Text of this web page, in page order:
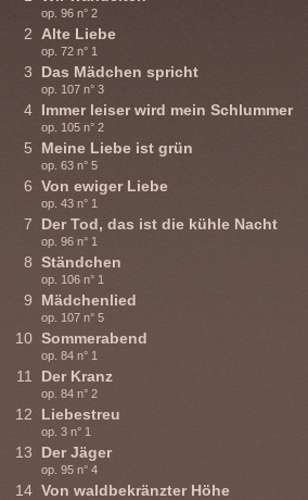
op. 96 n° 2
2 Alte Liebe
op. 72 n° 1
3 Das Mädchen spricht
op. 107 n° 3
4 Immer leiser wird mein Schlummer
op. 105 n° 2
5 Meine Liebe ist grün
op. 63 n° 5
6 Von ewiger Liebe
op. 43 n° 1
7 Der Tod, das ist die kühle Nacht
op. 96 n° 1
8 Ständchen
op. 106 n° 1
9 Mädchenlied
op. 107 n° 5
10 Sommerabend
op. 84 n° 1
11 Der Kranz
op. 84 n° 2
12 Liebestreu
op. 3 n° 1
13 Der Jäger
op. 95 n° 4
14 Von waldbekränzter Höhe